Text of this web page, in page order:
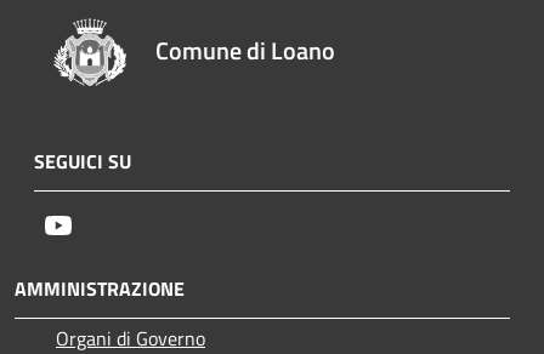
Comune di Loano
SEGUICI SU
AMMINISTRAZIONE
Organi di Governo